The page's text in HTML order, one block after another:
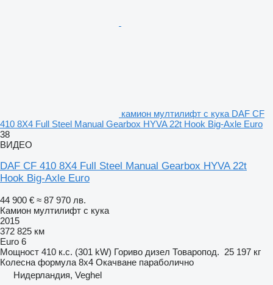
камион мултилифт с кука DAF CF
410 8X4 Full Steel Manual Gearbox HYVA 22t Hook Big-Axle Euro
38
ВИДЕО
DAF CF 410 8X4 Full Steel Manual Gearbox HYVA 22t
Hook Big-Axle Euro
44 900 € ≈ 87 970 лв.
Камион мултилифт с кука
2015
372 825 км
Euro 6
Мощност 410 к.с. (301 kW) Гориво дизел Товаропод. 25 197 кг
Колесна формула 8x4 Окачване параболично
Нидерландия, Veghel